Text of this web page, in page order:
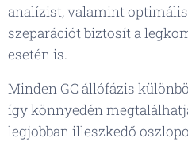
analízist, valamint
szeparációt biztosít a
esetén is.
Minden GC állófázis
így könnyedén
legjobban illeszkedő